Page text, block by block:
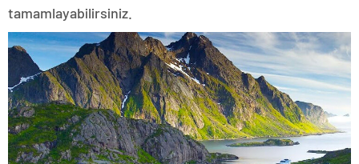
tamamlayabilirsiniz.